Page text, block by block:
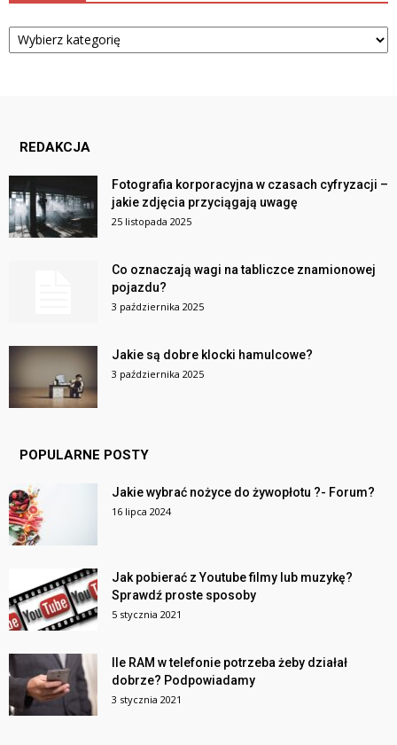
Kategorie
REDAKCJA
Fotografia korporacyjna w czasach cyfryzacji –
jakie zdjęcia przyciągają uwagę
25 listopada 2025
Co oznaczają wagi na tabliczce znamionowej
pojazdu?
3 października 2025
Jakie są dobre klocki hamulcowe?
3 października 2025
POPULARNE POSTY
Jakie wybrać nożyce do żywopłotu ?- Forum?
16 lipca 2024
Jak pobierać z Youtube filmy lub muzykę?
Sprawdź proste sposoby
5 stycznia 2021
Ile RAM w telefonie potrzeba żeby działał
dobrze? Podpowiadamy
3 stycznia 2021